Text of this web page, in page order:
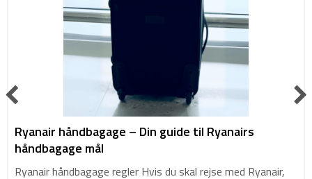
Ryanair håndbagage – Din guide til Ryanairs
håndbagage mål
Ryanair håndbagage regler Hvis du skal rejse med Ryanair,